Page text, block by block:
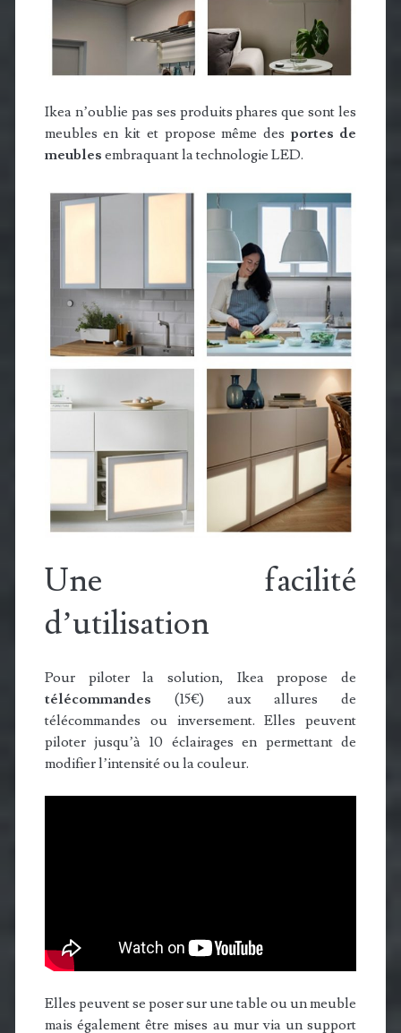
Ikea n’oublie pas ses produits phares que sont les
meubles en kit et propose même des portes de
meubles embraquant la technologie LED.
Une facilité
d’utilisation
Pour piloter la solution, Ikea propose de
télécommandes (15€) aux allures de
télécommandes ou inversement. Elles peuvent
piloter jusqu’à 10 éclairages en permettant de
modifier l’intensité ou la couleur.
Elles peuvent se poser sur une table ou un meuble
mais également être mises au mur via un support